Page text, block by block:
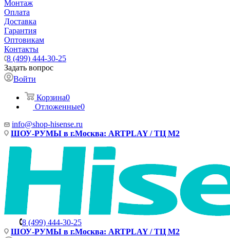
Монтаж
Оплата
Доставка
Гарантия
Оптовикам
Контакты
8 (499) 444-30-25
Задать вопрос
Войти
Корзина0
Отложенные0
info@shop-hisense.ru
ШОУ-РУМЫ в г.Москва: ARTPLAY / ТЦ М2
8 (499) 444-30-25
ШОУ-РУМЫ в г.Москва: ARTPLAY / ТЦ М2